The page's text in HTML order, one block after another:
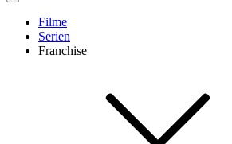
Filme
Serien
Franchise